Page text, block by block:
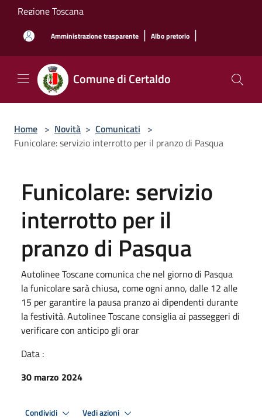
Salta al contenuto principale
Regione Toscana
Amministrazione trasparente | Albo pretorio |
Comune di Certaldo
Home > Novità > Comunicati >
Funicolare: servizio interrotto per il pranzo di Pasqua
Funicolare: servizio
interrotto per il
pranzo di Pasqua
Autolinee Toscane comunica che nel giorno di Pasqua
la funicolare sarà chiusa, come ogni anno, dalle 12 alle
15 per garantire la pausa pranzo ai dipendenti durante
la festività. Autolinee Toscane consiglia ai passeggeri di
verificare con anticipo gli orar
Data :
30 marzo 2024
Condividi Vedi azioni